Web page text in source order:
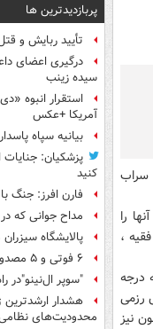
سراب
را
،
درجه
سال 1335) تنها ورزش رزمی
و تا کنون نیز
پربازدیدترین ها
تأیید ربایش و
درگیری اعضای
سیده زینب
آمریکا +عکس
بیانیه سپاه
پزشکیان:
کنید
فارن افرز: جنگ
مداح جوانی که
پالایشگاه
۶ فوتی و ۵ مصدوم بر اثر تصادف زنجیره‌ای
"سوپر ال‌نینو"در
هشدار ارشدترین
محدودیت‌های نظامی